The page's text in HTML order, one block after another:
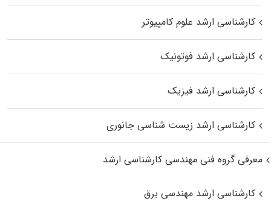
کارشناسی ارشد علوم کامپیوتر
کارشناسی ارشد فوتونیک
کارشناسی ارشد فیزیک
کارشناسی ارشد زیست‌ شناسی جانوری
معرفی گروه فنی مهندسی کارشناسی ارشد
کارشناسی ارشد مهندسی برق